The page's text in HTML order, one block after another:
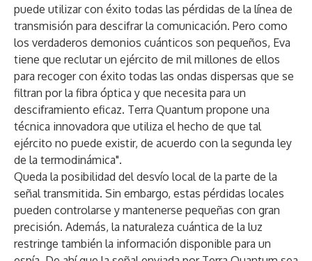
puede utilizar con éxito todas las pérdidas de la línea de
transmisión para descifrar la comunicación. Pero como
los verdaderos demonios cuánticos son pequeños, Eva
tiene que reclutar un ejército de mil millones de ellos
para recoger con éxito todas las ondas dispersas que se
filtran por la fibra óptica y que necesita para un
desciframiento eficaz. Terra Quantum propone una
técnica innovadora que utiliza el hecho de que tal
ejército no puede existir, de acuerdo con la segunda ley
de la termodinámica".
Queda la posibilidad del desvío local de la parte de la
señal transmitida. Sin embargo, estas pérdidas locales
pueden controlarse y mantenerse pequeñas con gran
precisión. Además, la naturaleza cuántica de la luz
restringe también la información disponible para un